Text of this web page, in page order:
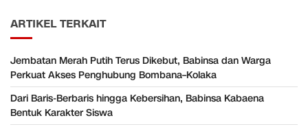
ARTIKEL TERKAIT
Jembatan Merah Putih Terus Dikebut, Babinsa dan Warga
Perkuat Akses Penghubung Bombana–Kolaka
Dari Baris-Berbaris hingga Kebersihan, Babinsa Kabaena
Bentuk Karakter Siswa